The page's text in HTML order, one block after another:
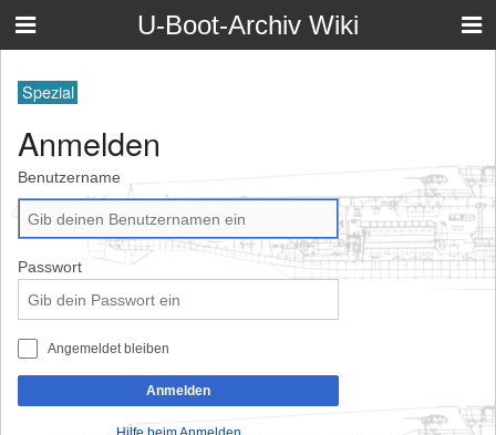
U-Boot-Archiv Wiki
Spezial
Anmelden
Benutzername
Passwort
Angemeldet bleiben
Anmelden